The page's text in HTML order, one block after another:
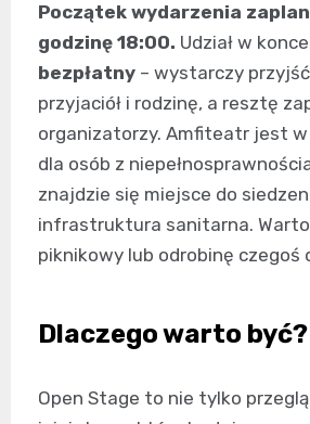
Początek wydarzenia
godzinę 18:00. Udział w
bezpłatny – wystarczy
przyjaciół i rodzinę, a resztę
organizatorzy. Amfiteatr jest w
dla osób z
znajdzie się miejsce do
infrastruktura sanitarna.
piknikowy lub odrobinę czegoś
Dlaczego warto być?
Open Stage to nie tylko